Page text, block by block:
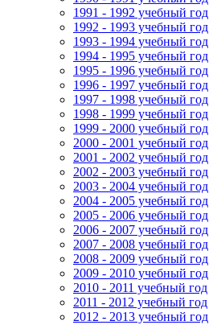
1991 - 1992 учебный год
1992 - 1993 учебный год
1993 - 1994 учебный год
1994 - 1995 учебный год
1995 - 1996 учебный год
1996 - 1997 учебный год
1997 - 1998 учебный год
1998 - 1999 учебный год
1999 - 2000 учебный год
2000 - 2001 учебный год
2001 - 2002 учебный год
2002 - 2003 учебный год
2003 - 2004 учебный год
2004 - 2005 учебный год
2005 - 2006 учебный год
2006 - 2007 учебный год
2007 - 2008 учебный год
2008 - 2009 учебный год
2009 - 2010 учебный год
2010 - 2011 учебный год
2011 - 2012 учебный год
2012 - 2013 учебный год